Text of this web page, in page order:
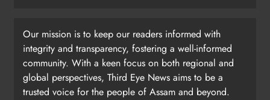
Our mission is to keep our readers informed with
integrity and transparency, fostering a well-informed
community. With a keen focus on both regional and
global perspectives, Third Eye News aims to be a
trusted voice for the people of Assam and beyond.